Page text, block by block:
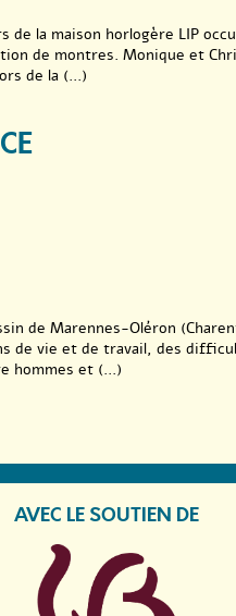
de la maison horlogère LIP
de montres. Monique et
de la (...)
de Marennes-Oléron
de vie et de travail, des
hommes et (...)
AVEC LE SOUTIEN DE